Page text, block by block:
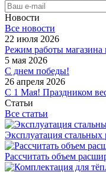
Новости
Все новости
22 июля 2026
Режим работы магазина
5 мая 2026
С днем победы!
26 апреля 2026
С 1 Мая! Праздником
Статьи
Все статьи
Эксплуатация стальных
Рассчитать объем